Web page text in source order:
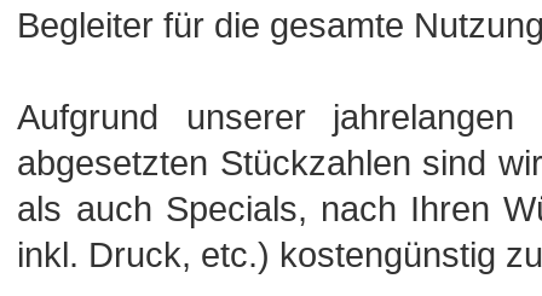
Begleiter für die gesamte
Aufgrund unserer
abgesetzten Stückzahlen sind
als auch Specials, nach Ihren
inkl. Druck, etc.) kostengünstig